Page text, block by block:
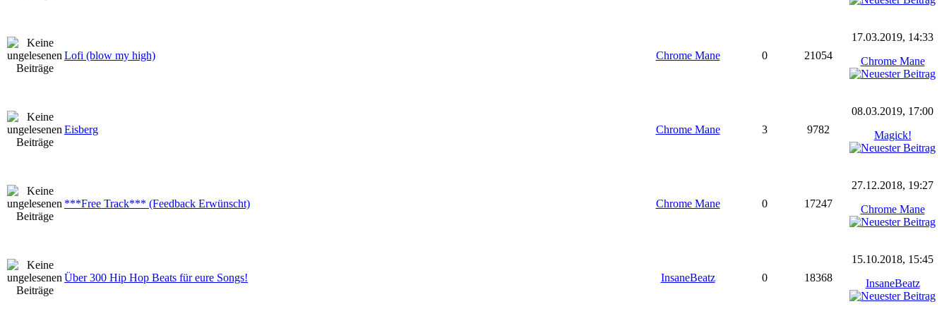
Lofi (blow my high) Chrome Mane 0 21054
17.03.2019, 14:33
Chrome Mane
Eisberg Chrome Mane 3 9782
08.03.2019, 17:00
Magick!
***Free Track*** (Feedback Erwünscht) Chrome Mane 0 17247
27.12.2018, 19:27
Chrome Mane
Über 300 Hip Hop Beats für eure Songs! InsaneBeatz 0 18368
15.10.2018, 15:45
InsaneBeatz